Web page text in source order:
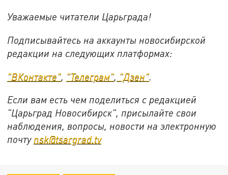
Уважаемые читатели Царьграда!
Подписывайтесь на аккаунты новосибирской
редакции на следующих платформах:
"ВКонтакте", "Телеграм", "Дзен".
Если вам есть чем поделиться с редакцией
"Царьград Новосибирск", присылайте свои
наблюдения, вопросы, новости на электронную
почту nsk@tsargrad.tv